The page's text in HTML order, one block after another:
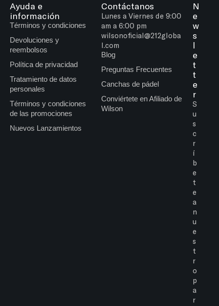
Ayuda e
información
Términos y condiciones
Devoluciones y
reembolsos
Política de privacidad
Tratamiento de datos
personales
Términos y condiciones
de las promociones
Nuevos Lanzamientos
Contáctanos
Lunes a Viernes de 9:00
am a 6:00 pm
wilsonoficial@212globa
l.com
Blog
Preguntas Frecuentes
Canchas de pádel
Conviértete en Afiliado de
Wilson
N
e
w
s
l
e
t
t
e
r
S
u
s
c
r
í
b
e
t
e
a
n
u
e
s
t
r
o
p
a
r